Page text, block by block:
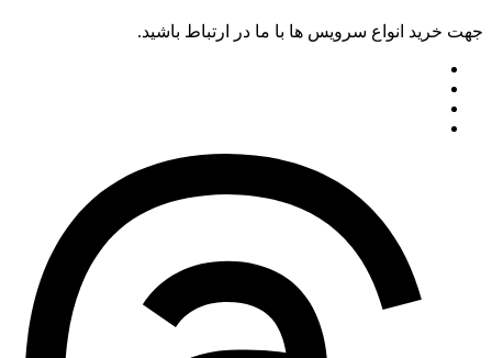
جهت خرید انواع سرویس ها با ما در ارتباط باشید.